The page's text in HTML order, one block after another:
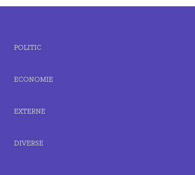
POLITIC
ECONOMIE
EXTERNE
DIVERSE